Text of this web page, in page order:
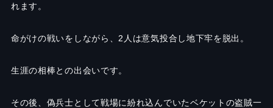
れます。
命がけの戦いをしながら、2人は意気投合し地下牢を脱出。
生涯の相棒との出会いです。
その後、偽兵士として戦場に紛れ込んでいたベケットの盗賊一